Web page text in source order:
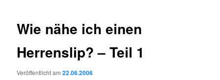
Wie nähe ich einen
Herrenslip? – Teil 1
Veröffentlicht am22.06.2006